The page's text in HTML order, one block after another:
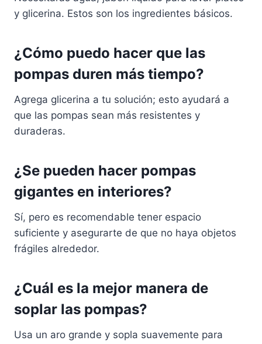
y glicerina. Estos son los ingredientes básicos.
¿Cómo puedo hacer que las
pompas duren más tiempo?
Agrega glicerina a tu solución; esto ayudará a
que las pompas sean más resistentes y
duraderas.
¿Se pueden hacer pompas
gigantes en interiores?
Sí, pero es recomendable tener espacio
suficiente y asegurarte de que no haya objetos
frágiles alrededor.
¿Cuál es la mejor manera de
soplar las pompas?
Usa un aro grande y sopla suavemente para